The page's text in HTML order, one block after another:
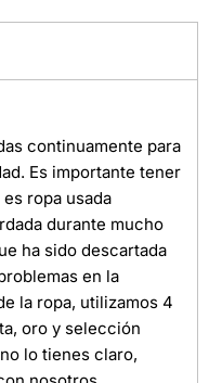
continuamente para
Es importante tener
ropa usada
durante mucho
ha sido descartada
en la
la ropa, utilizamos 4
oro y selección
lo tienes claro,